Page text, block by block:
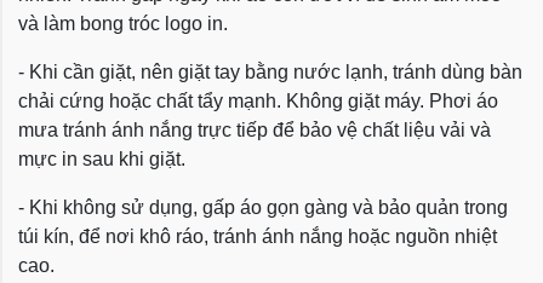
và làm bong tróc logo in.
- Khi cần giặt, nên giặt tay bằng nước lạnh, tránh dùng bàn
chải cứng hoặc chất tẩy mạnh. Không giặt máy. Phơi áo
mưa tránh ánh nắng trực tiếp để bảo vệ chất liệu vải và
mực in sau khi giặt.
- Khi không sử dụng, gấp áo gọn gàng và bảo quản trong
túi kín, để nơi khô ráo, tránh ánh nắng hoặc nguồn nhiệt
cao.